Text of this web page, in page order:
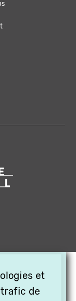
et
de
EN
VOS